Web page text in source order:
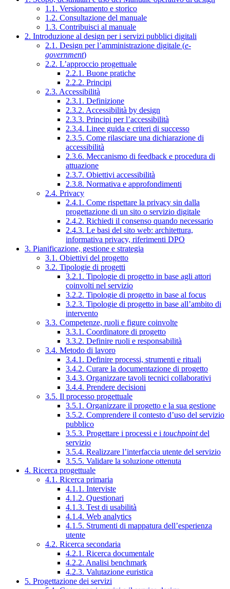
1.1. Versionamento e storico
1.2. Consultazione del manuale
1.3. Contribuisci al manuale
2. Introduzione al design per i servizi pubblici digitali
2.1. Design per l’amministrazione digitale (e-
government)
2.2. L’approccio progettuale
2.2.1. Buone pratiche
2.2.2. Principi
2.3. Accessibilità
2.3.1. Definizione
2.3.2. Accessibilità by design
2.3.3. Principi per l’accessibilità
2.3.4. Linee guida e criteri di successo
2.3.5. Come rilasciare una dichiarazione di
accessibilità
2.3.6. Meccanismo di feedback e procedura di
attuazione
2.3.7. Obiettivi accessibilità
2.3.8. Normativa e approfondimenti
2.4. Privacy
2.4.1. Come rispettare la privacy sin dalla
progettazione di un sito o servizio digitale
2.4.2. Richiedi il consenso quando necessario
2.4.3. Le basi del sito web: architettura,
informativa privacy, riferimenti DPO
3. Pianificazione, gestione e strategia
3.1. Obiettivi del progetto
3.2. Tipologie di progetti
3.2.1. Tipologie di progetto in base agli attori
coinvolti nel servizio
3.2.2. Tipologie di progetto in base al focus
3.2.3. Tipologie di progetto in base all’ambito di
intervento
3.3. Competenze, ruoli e figure coinvolte
3.3.1. Coordinatore di progetto
3.3.2. Definire ruoli e responsabilità
3.4. Metodo di lavoro
3.4.1. Definire processi, strumenti e rituali
3.4.2. Curare la documentazione di progetto
3.4.3. Organizzare tavoli tecnici collaborativi
3.4.4. Prendere decisioni
3.5. Il processo progettuale
3.5.1. Organizzare il progetto e la sua gestione
3.5.2. Comprendere il contesto d’uso del servizio
pubblico
3.5.3. Progettare i processi e i touchpointdel
servizio
3.5.4. Realizzare l’interfaccia utente del servizio
3.5.5. Validare la soluzione ottenuta
4. Ricerca progettuale
4.1. Ricerca primaria
4.1.1. Interviste
4.1.2. Questionari
4.1.3. Test di usabilità
4.1.4. Web analytics
4.1.5. Strumenti di mappatura dell’esperienza
utente
4.2. Ricerca secondaria
4.2.1. Ricerca documentale
4.2.2. Analisi benchmark
4.2.3. Valutazione euristica
5. Progettazione dei servizi